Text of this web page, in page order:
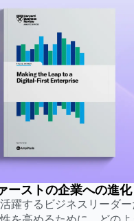
ーストの企業への進化
躍するビジネスリーダー